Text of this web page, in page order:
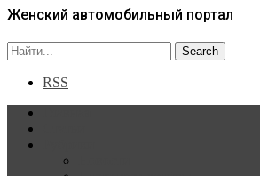
Женский автомобильный портал
RSS